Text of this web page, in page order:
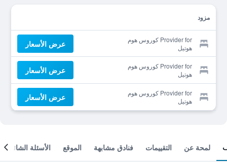
مزود
Provider for كوروس هوم
هوتيل
عرض الأسعار
Provider for كوروس هوم
هوتيل
عرض الأسعار
Provider for كوروس هوم
هوتيل
عرض الأسعار
لمحة عن التقييمات فنادق مشابهة الموقع الأسئلة الشائعة